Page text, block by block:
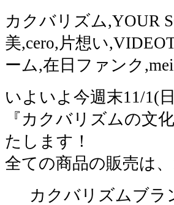
カクバリズム,YOUR
美,cero,片想い
ーム,在日ファンク,mei
いよいよ今週末11/1(
『カクバリズムの文
たします！
全ての商品の販売は
カクバリズムブラ